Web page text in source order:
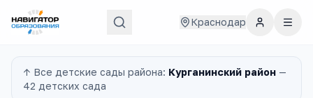
Краснодар
↑ Все детские сады района: Курганинский район —
42 детских сада